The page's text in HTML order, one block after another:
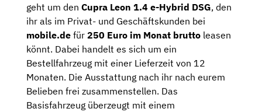
geht um den Cupra Leon 1.4 e-Hybrid DSG, den
ihr als im Privat- und Geschäftskunden bei
mobile.de für 250 Euro im Monat brutto leasen
könnt. Dabei handelt es sich um ein
Bestellfahrzeug mit einer Lieferzeit von 12
Monaten. Die Ausstattung nach ihr nach eurem
Belieben frei zusammenstellen. Das
Basisfahrzeug überzeugt mit einem